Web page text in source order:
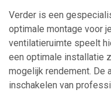
Verder is een
optimale montage voor
ventilatieruimte speelt
een optimale installatie
mogelijk rendement. De
inschakelen van